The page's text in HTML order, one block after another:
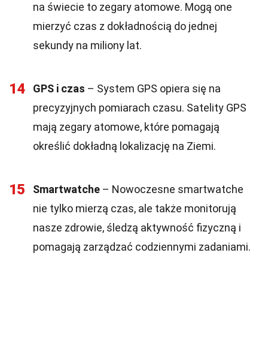
na świecie to zegary atomowe. Mogą one
mierzyć czas z dokładnością do jednej
sekundy na miliony lat.
14 GPS i czas – System GPS opiera się na
precyzyjnych pomiarach czasu. Satelity GPS
mają zegary atomowe, które pomagają
określić dokładną lokalizację na Ziemi.
15 Smartwatche – Nowoczesne smartwatche
nie tylko mierzą czas, ale także monitorują
nasze zdrowie, śledzą aktywność fizyczną i
pomagają zarządzać codziennymi zadaniami.